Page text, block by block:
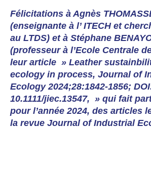
Félicitations à Agnès
(enseignante à l’ ITECH et
au LTDS) et à Stéphane
(professeur à l’Ecole Centrale
leur article » Leather
ecology in process, Journal of
Ecology 2024;28:1842-1856;
10.1111/jiec.13547, » qui fait
pour l’année 2024, des articles
la revue Journal of Industrial